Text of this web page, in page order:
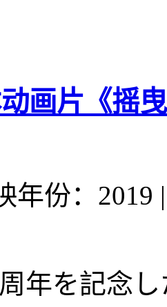
画片《摇
年份：2019 |
を記念し